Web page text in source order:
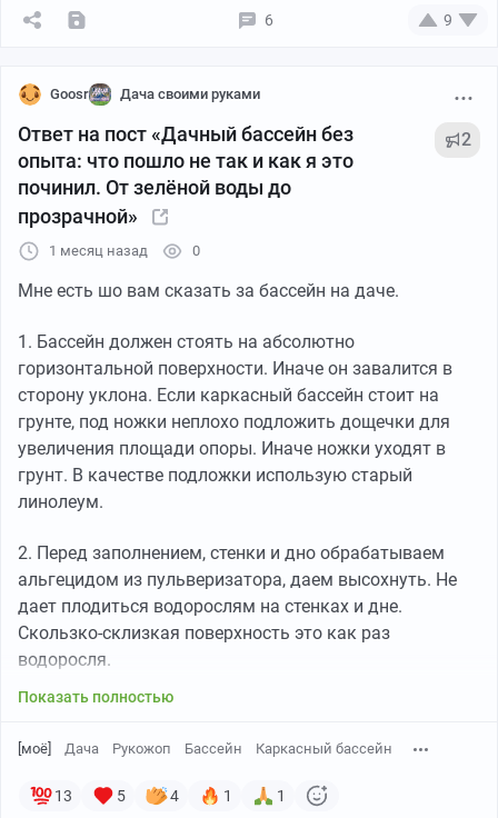
до скончания века :). Фильтр катриджный (от первого
дерьмовочка), насос выкинул из корпуса, поставил
Осталась проблема пылесоса, трубкой чистить
трудоемко (шланг, труба полипропиленовая 25,
самотек). Режим эксплуатации - выходные, когда
уезжаю накрываю. Регион - МО.
6 9
Goosr Дача своими руками
Ответ на пост «Дачный бассейн без
опыта: что пошло не так и как я это
починил. От зелёной воды до
прозрачной»
2
1 месяц назад 0
Мне есть шо вам сказать за бассейн на даче.
1. Бассейн должен стоять на абсолютно
горизонтальной поверхности. Иначе он завалится в
сторону уклона. Если каркасный бассейн стоит на
грунте, под ножки неплохо подложить дощечки для
увеличения площади опоры. Иначе ножки уходят в
грунт. В качестве подложки использую старый
линолеум.
2. Перед заполнением, стенки и дно обрабатываем
альгецидом из пульверизатора, даем высохнуть. Не
дает плодиться водорослям на стенках и дне.
Скользко-склизкая поверхность это как раз
водоросля.
Показать полностью
[моё] Дача Рукожоп Бассейн Каркасный бассейн
13 5 4 1 1